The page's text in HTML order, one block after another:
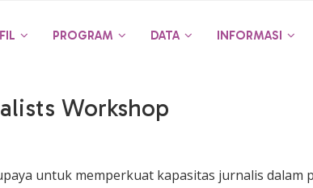
PROGRAM DATA INFORMASI
Workshop
untuk memperkuat kapasitas jurnalis dalam